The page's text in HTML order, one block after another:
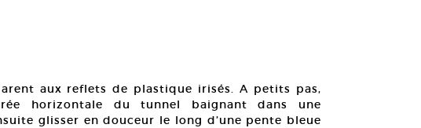
aux reflets de plastique irisés. A petits pas,
horizontale du tunnel baignant dans une
glisser en douceur le long d’une pente bleue